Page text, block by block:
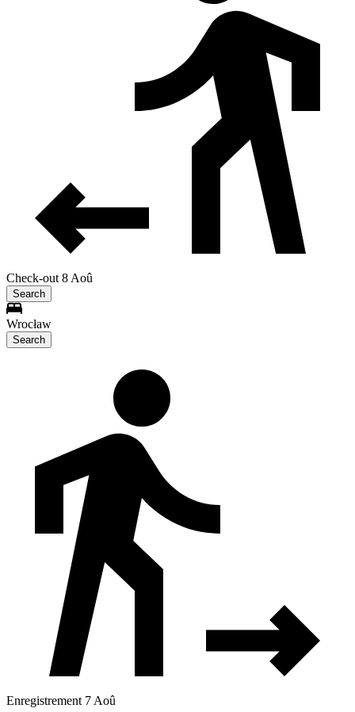
Check-out 8 Aoû
Search
Wrocław
Search
Enregistrement 7 Aoû